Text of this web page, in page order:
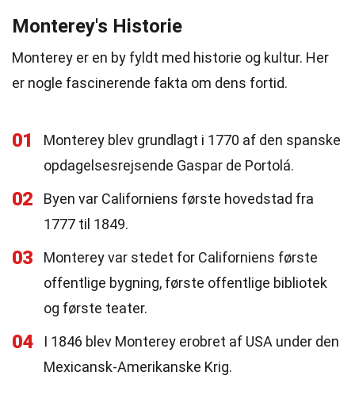
Monterey's Historie
Monterey er en by fyldt med historie og kultur. Her
er nogle fascinerende fakta om dens fortid.
01
Monterey blev grundlagt i 1770 af den spanske
opdagelsesrejsende Gaspar de Portolá.
02
Byen var Californiens første hovedstad fra
1777 til 1849.
03
Monterey var stedet for Californiens første
offentlige bygning, første offentlige bibliotek
og første teater.
04
I 1846 blev Monterey erobret af USA under den
Mexicansk-Amerikanske Krig.